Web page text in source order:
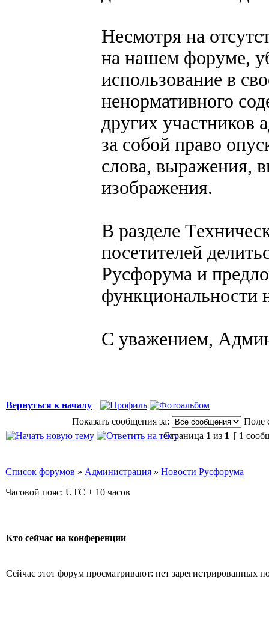
Несмотря на
на нашем форуме,
использование в
ненормативного
других участников
за собой право
слова, выражения,
изображения.
В разделе
посетителей
Русфорума и
функциональности
С уважением,
Вернуться к началу
Показать сообщения за:
Поле
Страница 1 из 1 [ 1
Список форумов » Администрация » Новости Русфорума
Часовой пояс: UTC + 10 часов
Кто сейчас на конференции
Сейчас этот форум просматривают: нет зарегистрированных